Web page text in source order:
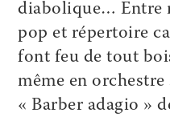
diabolique… Entre
pop et répertoire
font feu de tout
même en
« Barber adagio »